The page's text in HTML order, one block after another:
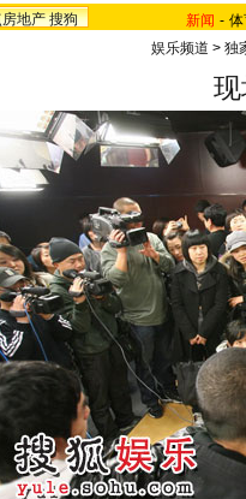
地产 搜狗 新闻 -
娱乐频道 > 独